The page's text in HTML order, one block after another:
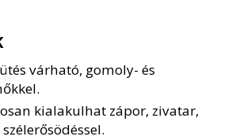
várható, gomoly- és
kialakulhat zápor, zivatar,